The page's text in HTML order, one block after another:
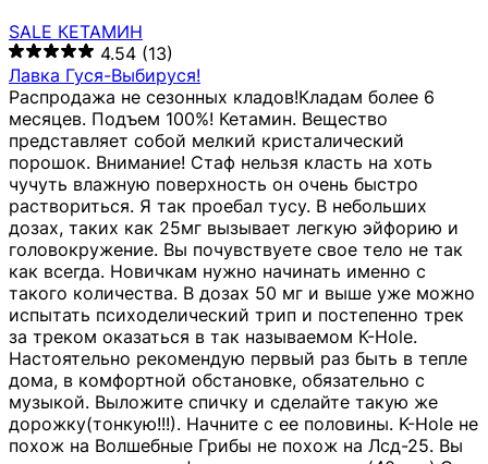
SALE КЕТАМИН
4.54 (13)
Лавка Гуся-Выбируся!
Распродажа не сезонных кладов!Кладам более 6
месяцев. Подъем 100%! Кетамин. Вещество
представляет собой мелкий кристалический
порошок. Внимание! Стаф нельзя класть на хоть
чучуть влажную поверхность он очень быстро
раствориться. Я так проебал тусу. В небольших
дозах, таких как 25мг вызывает легкую эйфорию и
головокружение. Вы почувствуете свое тело не так
как всегда. Новичкам нужно начинать именно с
такого количества. В дозах 50 мг и выше уже можно
испытать психоделический трип и постепенно трек
за треком оказаться в так называемом К-Hole.
Настоятельно рекомендую первый раз быть в тепле
дома, в комфортной обстановке, обязательно с
музыкой. Выложите спичку и сделайте такую же
дорожку(тонкую!!!). Начните с ее половины. K-Hole не
похож на Волшебные Грибы не похож на Лсд-25. Вы